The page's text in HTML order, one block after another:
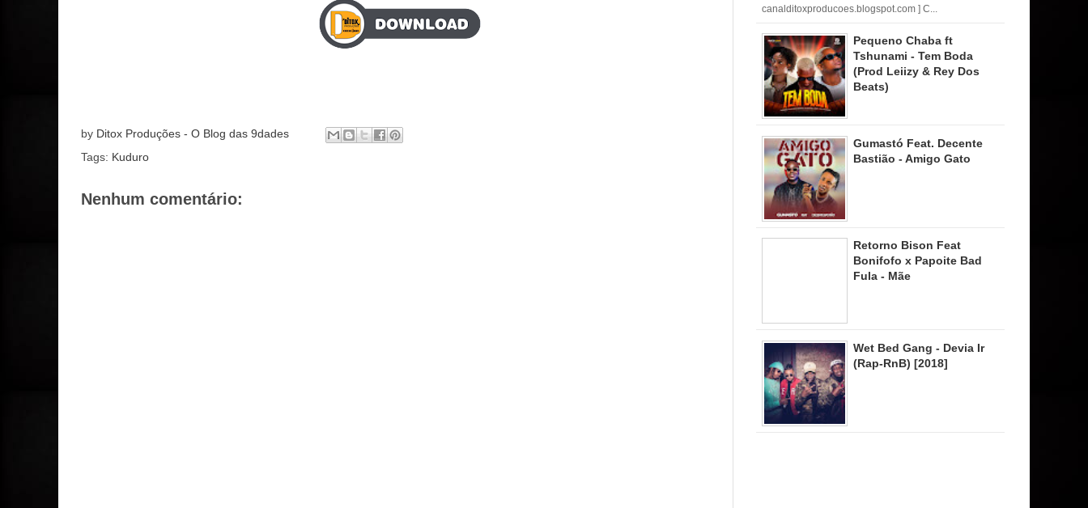
by Ditox Produções - O Blog das 9dades
Tags: Kuduro
Nenhum comentário:
canalditoxproducoes.blogspot.com ] C...
Pequeno Chaba ft
Tshunami - Tem Boda
(Prod Leiizy & Rey Dos
Beats)
Gumastó Feat. Decente
Bastião - Amigo Gato
Retorno Bison Feat
Bonifofo x Papoite Bad
Fula - Mãe
Wet Bed Gang - Devia Ir
(Rap-RnB) [2018]